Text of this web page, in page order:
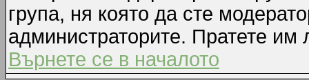
група, ня която да сте
администраторите. Пратете
Върнете се в началото